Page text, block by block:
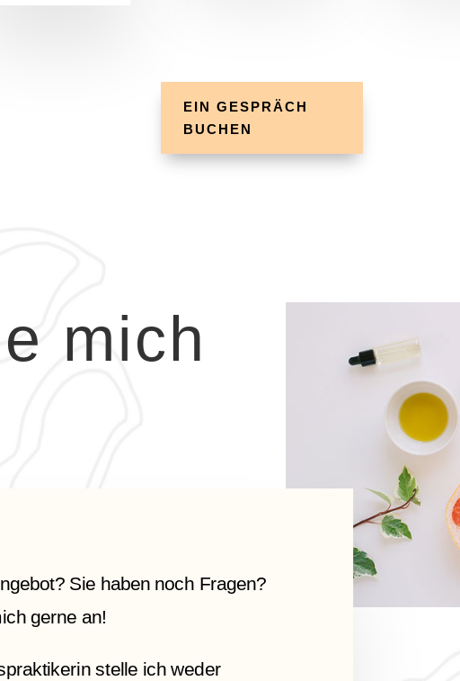
EIN GESPRÄCH
BUCHEN
mich
Sie haben noch Fragen?
gerne an!
stelle ich weder